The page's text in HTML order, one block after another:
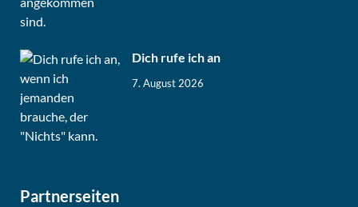
Dich rufe ich an
7. August 2026
Partnerseiten